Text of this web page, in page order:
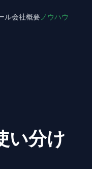
ル会社概要ノウハウ
い分け